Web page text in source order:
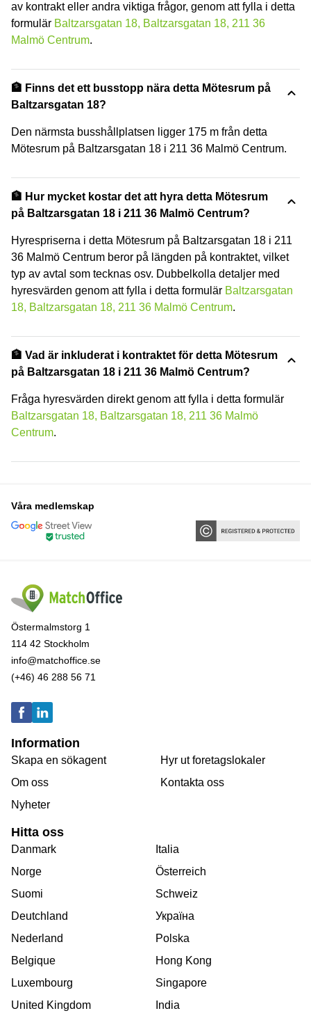
av kontrakt eller andra viktiga frågor, genom att fylla i detta
formulär Baltzarsgatan 18, Baltzarsgatan 18, 211 36
Malmö Centrum.
🏦 Finns det ett busstopp nära detta Mötesrum på
Baltzarsgatan 18?
Den närmsta busshållplatsen ligger 175 m från detta
Mötesrum på Baltzarsgatan 18 i 211 36 Malmö Centrum.
🏦 Hur mycket kostar det att hyra detta Mötesrum
på Baltzarsgatan 18 i 211 36 Malmö Centrum?
Hyrespriserna i detta Mötesrum på Baltzarsgatan 18 i 211
36 Malmö Centrum beror på längden på kontraktet, vilket
typ av avtal som tecknas osv. Dubbelkolla detaljer med
hyresvärden genom att fylla i detta formulär Baltzarsgatan
18, Baltzarsgatan 18, 211 36 Malmö Centrum.
🏦 Vad är inkluderat i kontraktet för detta Mötesrum
på Baltzarsgatan 18 i 211 36 Malmö Centrum?
Fråga hyresvärden direkt genom att fylla i detta formulär
Baltzarsgatan 18, Baltzarsgatan 18, 211 36 Malmö
Centrum.
Våra medlemskap
Östermalmstorg 1
114 42 Stockholm
info@matchoffice.se
(+46) 46 288 56 71
Information
Skapa en sökagent
Om oss
Nyheter
Hyr ut foretagslokaler
Kontakta oss
Hitta oss
Danmark
Norge
Suomi
Deutchland
Nederland
Belgique
Luxembourg
United Kingdom
Italia
Österreich
Schweiz
Україна
Polska
Hong Kong
Singapore
India